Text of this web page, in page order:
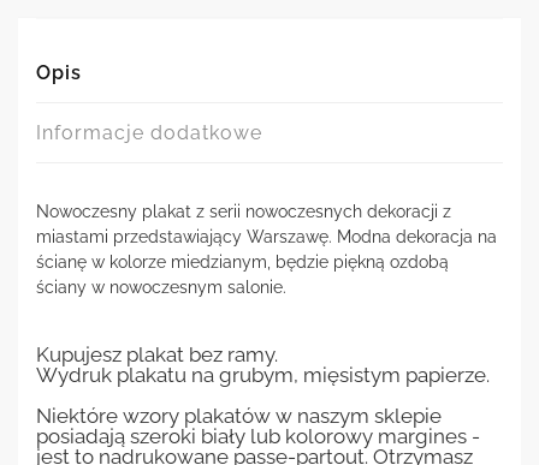
Opis
Informacje dodatkowe
Nowoczesny plakat z serii nowoczesnych dekoracji z
miastami przedstawiający Warszawę. Modna dekoracja na
ścianę w kolorze miedzianym, będzie piękną ozdobą
ściany w nowoczesnym salonie.
Kupujesz plakat bez ramy.
Wydruk plakatu na grubym, mięsistym papierze.
Niektóre wzory plakatów w naszym sklepie
posiadają szeroki biały lub kolorowy margines -
jest to nadrukowane passe-partout. Otrzymasz